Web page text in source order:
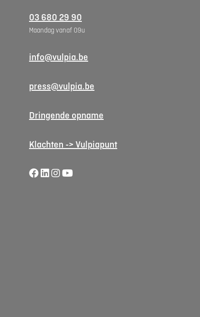
03 680 29 90
Maandag vanaf 09u
info@vulpia.be
press@vulpia.be
Dringende opname
Klachten -> Vulpiapunt